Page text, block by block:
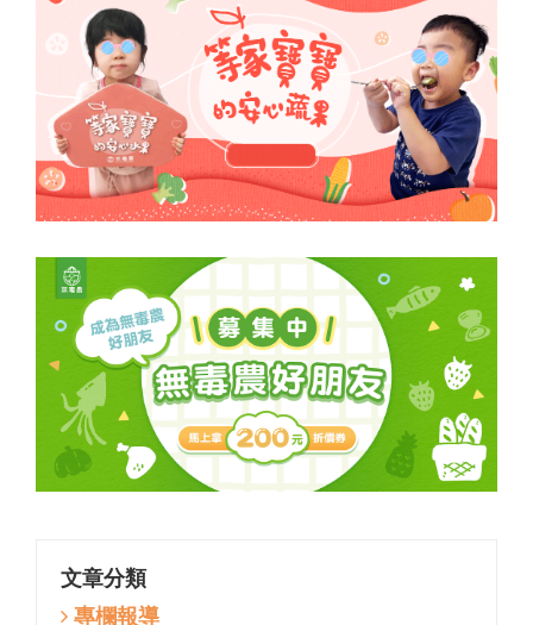
文章分類
專欄報導